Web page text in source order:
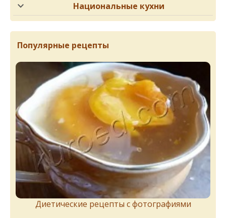
Национальные кухни
Популярные рецепты
Диетические рецепты с фотографиями